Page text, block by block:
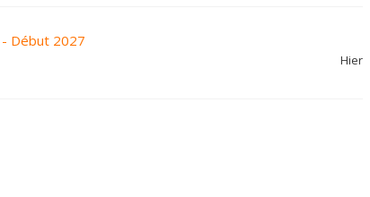
- Début 2027
Hier